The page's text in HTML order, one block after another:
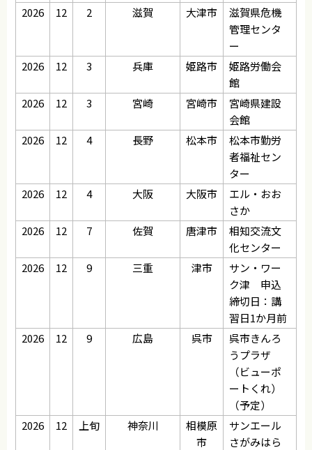
2026
12 2 滋賀 大津市
滋賀県危機
管理センタ
ー
2026
12 3 兵庫 姫路市
姫路労働会
館
2026
12 3 宮崎 宮崎市
宮崎県建設
会館
2026
12 4 長野 松本市
松本市勤労
者福祉セン
ター
2026
12 4 大阪 大阪市
エル・おお
さか
2026
12 7 佐賀 唐津市
相知交流文
化センター
2026
12 9 三重 津市
サン・ワー
ク津 申込
締切日：講
習日1か月前
2026
12 9 広島 呉市
呉市きんろ
うプラザ
（ビューポ
ートくれ）
（予定）
2026
12 上旬 神奈川
相模原
市
サンエール
さがみはら